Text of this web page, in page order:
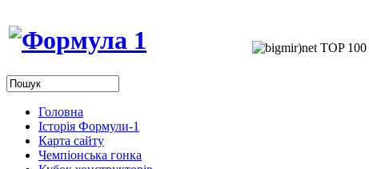
Головна
Історія Формули-1
Карта сайту
Чемпіонська гонка